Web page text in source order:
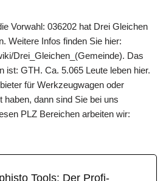
Vorwahl: 036202 hat Drei Gleichen
Weitere Infos finden Sie hier:
Drei_Gleichen_(Gemeinde). Das
ist: GTH. Ca. 5.065 Leute leben hier.
für Werkzeugwagen oder
haben, dann sind Sie bei uns
PLZ Bereichen arbeiten wir:
Tools: Der Profi-